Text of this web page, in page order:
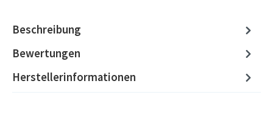
Beschreibung
Bewertungen
Herstellerinformationen